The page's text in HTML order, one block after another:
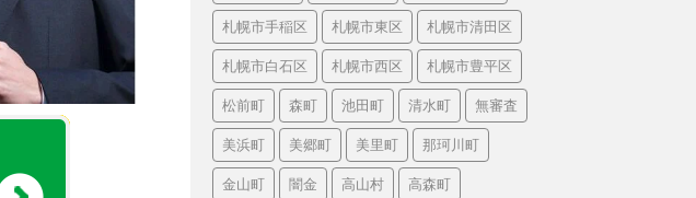
札幌市手稲区 札幌市東区 札幌市清田区
札幌市白石区 札幌市西区 札幌市豊平区
松前町 森町 池田町 清水町 無審査
美浜町 美郷町 美里町 那珂川町
金山町 闇金 高山村 高森町